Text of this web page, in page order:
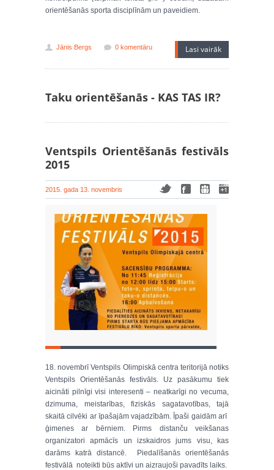
orientēšanās sporta disciplīnām un paveidiem.
Jānis Bergs 0 komentāru Lasi vairāk
Taku orientēšanās - KAS TAS IR?
Ventspils Orientēšanās festivāls
2015
2015. gada 13. novembris
18. novembrī Ventspils Olimpiskā centra teritorijā notiks
Ventspils Orientēšanās festivāls. Uz pasākumu tiek
aicināti pilnīgi visi interesenti – neatkarīgi no vecuma,
dzimuma, meistarības, fiziskās sagatavotības, tajā
skaitā cilvēki ar īpašajām vajadzībām. Īpaši gaidām arī
ģimenes ar bērniem. Pirms distanču veikšanas
organizatori apmācīs un izskaidros jums visu, kas
darāms katrā distancē. Piedalīšanās orientēšanās
festivālā noteikti būs aktīvi un aizraujoši pavadīts laiks.